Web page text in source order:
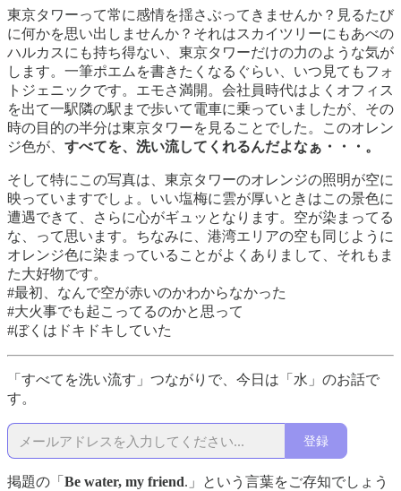
東京タワーって常に感情を揺さぶってきませんか？見るたび
に何かを思い出しませんか？それはスカイツリーにもあべの
ハルカスにも持ち得ない、東京タワーだけの力のような気が
します。一筆ポエムを書きたくなるぐらい、いつ見てもフォ
トジェニックです。エモさ満開。会社員時代はよくオフィス
を出て一駅隣の駅まで歩いて電車に乗っていましたが、その
時の目的の半分は東京タワーを見ることでした。このオレン
ジ色が、 すべてを、洗い流してくれるんだよなぁ・・・。
そして特にこの写真は、東京タワーのオレンジの照明が空に
映っていますでしょ。いい塩梅に雲が厚いときはこの景色に
遭遇できて、さらに心がギュッとなります。空が染まってる
な、って思います。ちなみに、港湾エリアの空も同じように
オレンジ色に染まっていることがよくありまして、それもま
た大好物です。
#最初、なんで空が赤いのかわからなかった
#大火事でも起こってるのかと思って
#ぼくはドキドキしていた
「すべてを洗い流す」つながりで、今日は「水」のお話で
す。
登録
掲題の「 Be water, my friend.」という言葉をご存知でしょう